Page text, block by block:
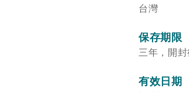
台灣
保存期限
三年，開封
有效日期